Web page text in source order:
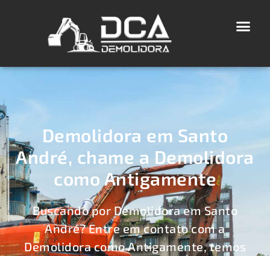
Demolidora em Santo
André, chame a Demolidora
como Antigamente
Buscando por Demolidora em Santo
André? Entre em contato com a
Demolidora como Antigamente, temos